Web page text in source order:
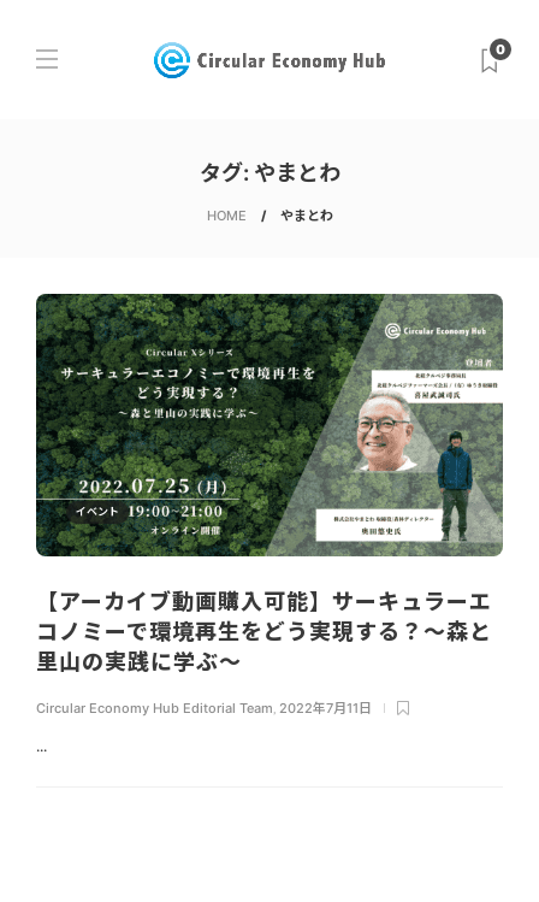
0
タグ: やまとわ
HOME やまとわ
イベント
【アーカイブ動画購入可能】サーキュラーエ
コノミーで環境再生をどう実現する？～森と
里山の実践に学ぶ～
Circular Economy Hub Editorial Team, 2022年7月11日
...